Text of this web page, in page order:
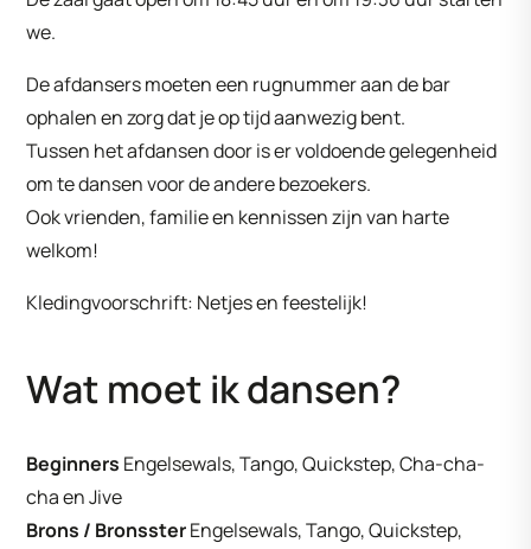
we.
De afdansers moeten een rugnummer aan de bar
ophalen en zorg dat je op tijd aanwezig bent.
Tussen het afdansen door is er voldoende gelegenheid
om te dansen voor de andere bezoekers.
Ook vrienden, familie en kennissen zijn van harte
welkom!
Kledingvoorschrift: Netjes en feestelijk!
Wat moet ik dansen?
Beginners Engelsewals, Tango, Quickstep, Cha-cha-
cha en Jive
Brons / BronssterEngelsewals, Tango, Quickstep,